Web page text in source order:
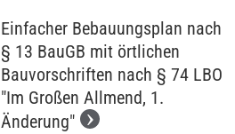
Einfacher Bebauungsplan nach
§ 13 BauGB mit örtlichen
Bauvorschriften nach § 74 LBO
"Im Großen Allmend, 1.
Änderung"